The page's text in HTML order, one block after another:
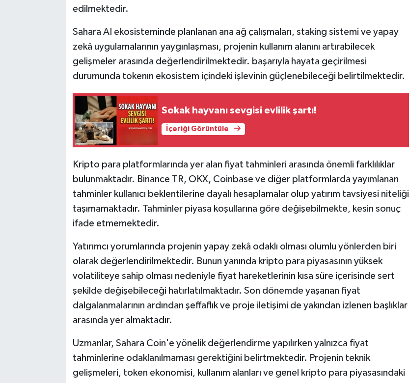
edilmektedir.
Sahara AI ekosisteminde planlanan ana ağ çalışmaları, staking sistemi ve yapay
zekâ uygulamalarının yaygınlaşması, projenin kullanım alanını artırabilecek
gelişmeler arasında değerlendirilmektedir. başarıyla hayata geçirilmesi
durumunda tokenın ekosistem içindeki işlevinin güçlenebileceği belirtilmektedir.
Sokak hayvanı sevgisi evlilik şartı!
İçeriği Görüntüle
Kripto para platformlarında yer alan fiyat tahminleri arasında önemli farklılıklar
bulunmaktadır. Binance TR, OKX, Coinbase ve diğer platformlarda yayımlanan
tahminler kullanıcı beklentilerine dayalı hesaplamalar olup yatırım tavsiyesi niteliği
taşımamaktadır. Tahminler piyasa koşullarına göre değişebilmekte, kesin sonuç
ifade etmemektedir.
Yatırımcı yorumlarında projenin yapay zekâ odaklı olması olumlu yönlerden biri
olarak değerlendirilmektedir. Bunun yanında kripto para piyasasının yüksek
volatiliteye sahip olması nedeniyle fiyat hareketlerinin kısa süre içerisinde sert
şekilde değişebileceği hatırlatılmaktadır. Son dönemde yaşanan fiyat
dalgalanmalarının ardından şeffaflık ve proje iletişimi de yakından izlenen başlıklar
arasında yer almaktadır.
Uzmanlar, Sahara Coin'e yönelik değerlendirme yapılırken yalnızca fiyat
tahminlerine odaklanılmaması gerektiğini belirtmektedir. Projenin teknik
gelişmeleri, token ekonomisi, kullanım alanları ve genel kripto para piyasasındaki